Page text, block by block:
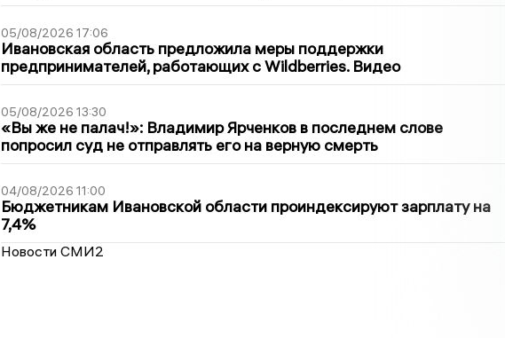
05/08/2026 17:06
Ивановская область предложила меры поддержки
предпринимателей, работающих с Wildberries. Видео
05/08/2026 13:30
«Вы же не палач!»: Владимир Ярченков в последнем слове
попросил суд не отправлять его на верную смерть
04/08/2026 11:00
Бюджетникам Ивановской области проиндексируют зарплату на
7,4%
Новости СМИ2